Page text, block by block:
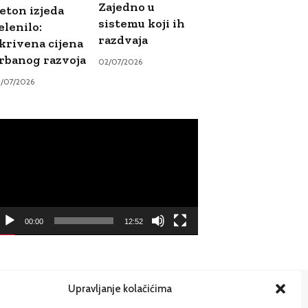
Upravljanje kolačićima
izjeda
cijena
razvoja
07/2026
Zajedno u
sistemu koji ih
razdvaja
02/07/2026
00:00 12:52